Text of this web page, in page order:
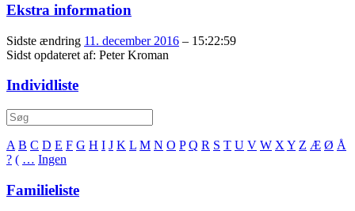
Ekstra information
Sidste ændring 11. december 2016 – 15:22:59
Sidst opdateret af: Peter Kroman
Individliste
A B C D E F G H I J K L M N O P Q R S T U V W X Y Z Æ Ø Å
? ( … Ingen
Familieliste